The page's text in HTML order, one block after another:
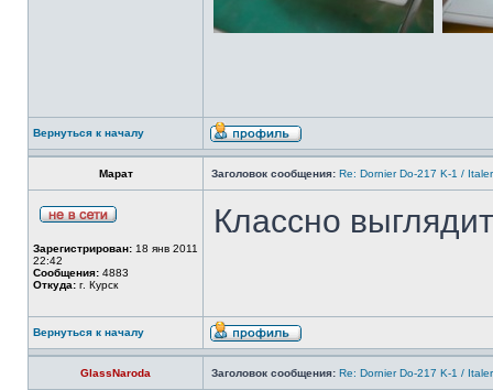
Вернуться к началу
Марат Заголовок сообщения: Re: Dornier Do-217 K-1 /
Зарегистрирован: 18 янв 2011
22:42
Сообщения: 4883
Откуда: г. Курск
Классно
Вернуться к началу
GlassNaroda Заголовок сообщения: Re: Dornier Do-217 K-1 /